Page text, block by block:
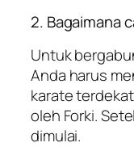
2. Bagaimana
Untuk
Anda harus
karate
oleh Forki.
dimulai.